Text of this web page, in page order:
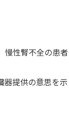
性腎不全の患者
提供の意思を